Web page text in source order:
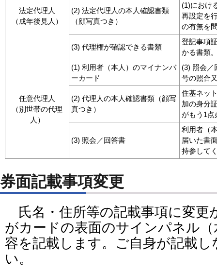
法定代理人
（成年後見人）
(2) 法定代理人の本人確認書類
（顔写真つき）
(1)におけ
再設定を
の有無を
(3) 代理権が確認できる書類
登記事項
かる書類
任意代理人
（別世帯の代理
人）
(1) 利用者（本人）のマイナンバ
ーカード
(3) 照会／
号の照合
(2) 代理人の本人確認書類（顔写
真つき）
住基ネッ
加の身分
がもう1点
(3) 照会／回答書
利用者（
届いた書
持参して
券面記載事項変更
氏名・住所等の記載事項に変更
がカードの表面のサインパネル
容を記載します。ご自身が記載
い。